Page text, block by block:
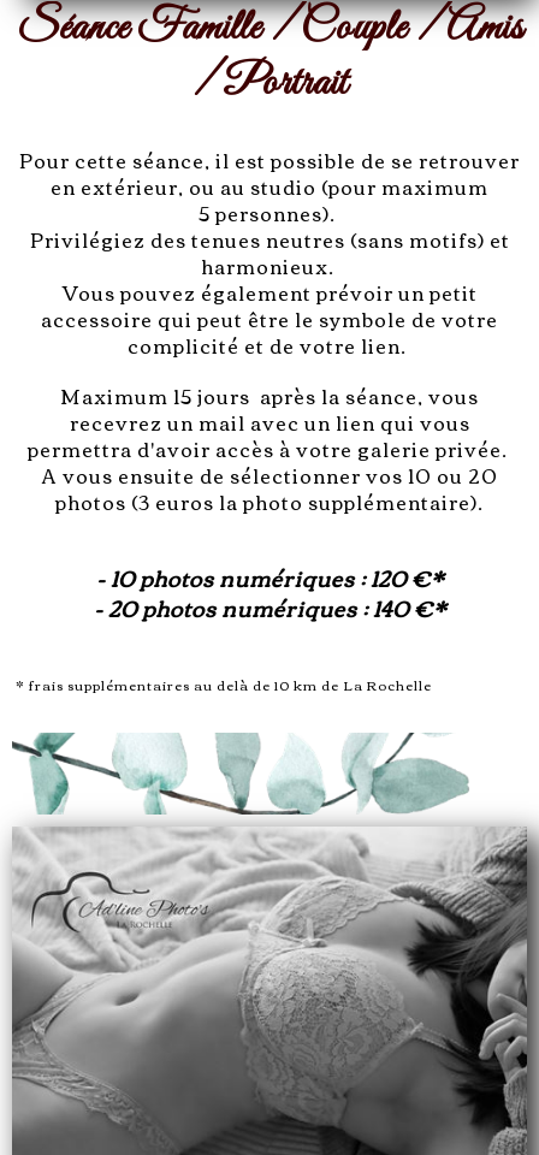
Séance Famille / Couple / Amis
/ Portrait
Pour cette séance, il est possible de se retrouver
en extérieur, ou au studio (pour maximum
5 personnes).
Privilégiez des tenues neutres (sans motifs) et
harmonieux.
Vous pouvez également prévoir un petit
accessoire qui peut être le symbole de votre
complicité et de votre lien.
Maximum 15 jours après la séance, vous
recevrez un mail avec un lien qui vous
permettra d'avoir accès à votre galerie privée.
A vous ensuite de sélectionner vos 10 ou 20
photos (3 euros la photo supplémentaire).
- 10 photos numériques : 120 €*
- 20 photos numériques : 140 €*
* frais supplémentaires au delà de 10 km de La Rochelle